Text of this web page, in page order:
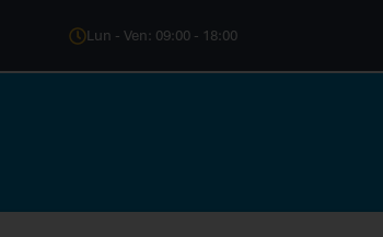
Lun - Ven: 09:00 - 18:00